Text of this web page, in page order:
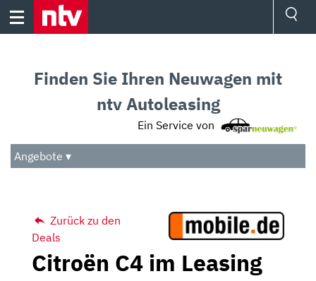
Skip
Audio
Das Beste
Finden Sie Ihren Neuwagen mit
ntv Autoleasing
Ein Service von
Angebote ▾
Zurück zu den
Deals
Citroën C4 im Leasing